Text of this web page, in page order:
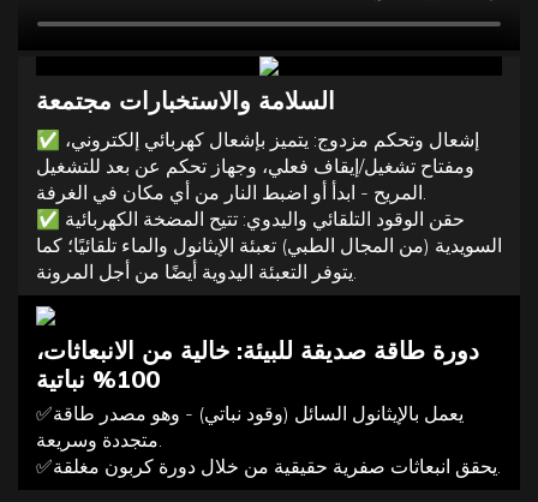
السلامة والاستخبارات مجتمعة
✅ إشعال وتحكم مزدوج: يتميز بإشعال كهربائي إلكتروني،
ومفتاح تشغيل/إيقاف فعلي، وجهاز تحكم عن بعد للتشغيل
المريح - ابدأ أو اضبط النار من أي مكان في الغرفة.
✅ حقن الوقود التلقائي واليدوي: تتيح المضخة الكهربائية
السويدية (من المجال الطبي) تعبئة الإيثانول والماء تلقائيًا؛ كما
يتوفر التعبئة اليدوية أيضًا من أجل المرونة.
دورة طاقة صديقة للبيئة: خالية من الانبعاثات،
100% نباتية
✅يعمل بالإيثانول السائل (وقود نباتي) - وهو مصدر طاقة